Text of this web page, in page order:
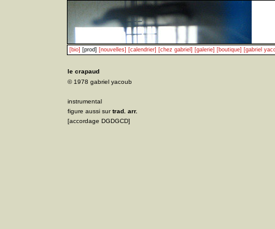
[bio] [prod] [nouvelles] [calendrier] [chez gabriel] [galerie] [boutique] [gabriel
le crapaud
© 1978 gabriel yacoub
instrumental
figure aussi surtrad. arr.
[accordage DGDGCD]